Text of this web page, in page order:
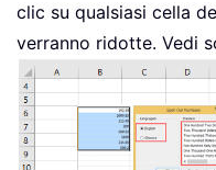
clic su qualsiasi cella
verranno ridotte. Vedi